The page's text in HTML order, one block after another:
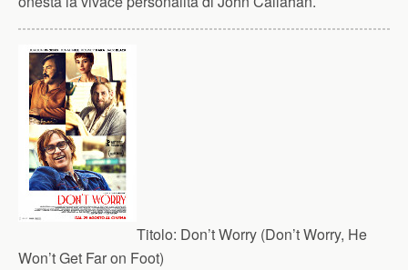
Titolo: Don’t Worry (Don’t Worry, He
Won’t Get Far on Foot)